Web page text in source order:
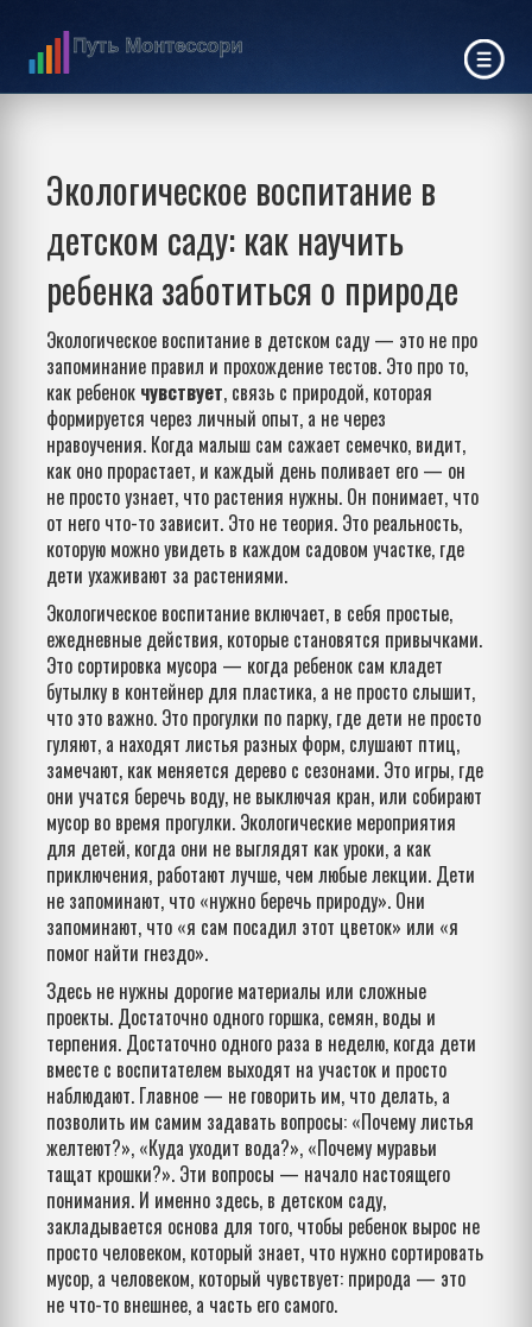
Экологическое воспитание в
детском саду: как научить
ребенка заботиться о природе
Экологическое воспитание в детском саду — это не про
запоминание правил и прохождение тестов. Это про то,
как ребенок чувствует, связь с природой, которая
формируется через личный опыт, а не через
нравоучения. Когда малыш сам сажает семечко, видит,
как оно прорастает, и каждый день поливает его — он
не просто узнает, что растения нужны. Он понимает, что
от него что-то зависит. Это не теория. Это реальность,
которую можно увидеть в каждом садовом участке, где
дети ухаживают за растениями.
Экологическое воспитание включает, в себя простые,
ежедневные действия, которые становятся привычками.
Это сортировка мусора — когда ребенок сам кладет
бутылку в контейнер для пластика, а не просто слышит,
что это важно. Это прогулки по парку, где дети не просто
гуляют, а находят листья разных форм, слушают птиц,
замечают, как меняется дерево с сезонами. Это игры, где
они учатся беречь воду, не выключая кран, или собирают
мусор во время прогулки. Экологические мероприятия
для детей, когда они не выглядят как уроки, а как
приключения, работают лучше, чем любые лекции. Дети
не запоминают, что «нужно беречь природу». Они
запоминают, что «я сам посадил этот цветок» или «я
помог найти гнездо».
Здесь не нужны дорогие материалы или сложные
проекты. Достаточно одного горшка, семян, воды и
терпения. Достаточно одного раза в неделю, когда дети
вместе с воспитателем выходят на участок и просто
наблюдают. Главное — не говорить им, что делать, а
позволить им самим задавать вопросы: «Почему листья
желтеют?», «Куда уходит вода?», «Почему муравьи
тащат крошки?». Эти вопросы — начало настоящего
понимания. И именно здесь, в детском саду,
закладывается основа для того, чтобы ребенок вырос не
просто человеком, который знает, что нужно сортировать
мусор, а человеком, который чувствует: природа — это
не что-то внешнее, а часть его самого.